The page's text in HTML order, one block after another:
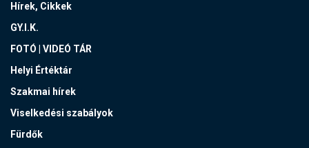
Hírek, Cikkek
GY.I.K.
FOTÓ | VIDEÓ TÁR
Helyi Értéktár
Szakmai hírek
Viselkedési szabályok
Fürdők